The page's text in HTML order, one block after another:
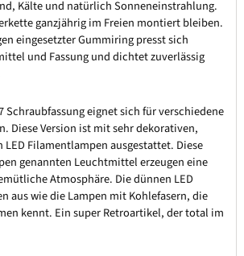
Kälte und natürlich Sonneneinstrahlung.
ganzjährig im Freien montiert bleiben.
eingesetzter Gummiring presst sich
und Fassung und dichtet zuverlässig
Schraubfassung eignet sich für verschiedene
Diese Version ist mit sehr dekorativen,
Filamentlampen ausgestattet. Diese
genannten Leuchtmittel erzeugen eine
Atmosphäre. Die dünnen LED
aus wie die Lampen mit Kohlefasern, die
kennt. Ein super Retroartikel, der total im